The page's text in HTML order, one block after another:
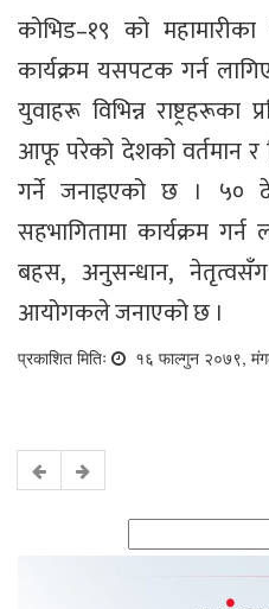
कोभिड–१९ को
कार्यक्रम यसपटक गर्न
युवाहरू विभिन्न राष्ट्रहरूका
आफू परेको देशको वर्तमान
गर्ने जनाइएको छ । ५०
सहभागितामा कार्यक्रम
बहस, अनुसन्धान,
आयोगकले जनाएको छ ।
प्रकाशित मितिः १६ फाल्गुन २०७९,
for: